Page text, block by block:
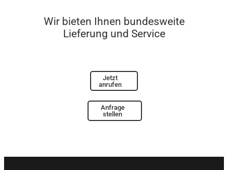
Wir bieten Ihnen bundesweite
Lieferung und Service
Jetzt
anrufen
Anfrage
stellen